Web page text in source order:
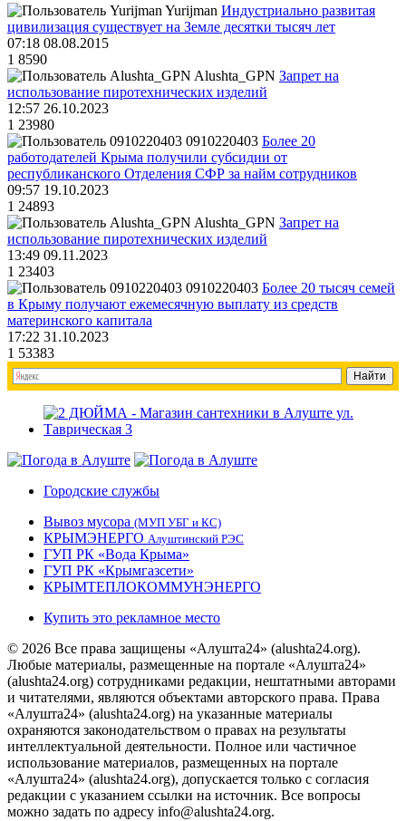
Yurijman Индустриально развитая
цивилизация существует на Земле десятки тысяч лет
07:18 08.08.2015
1 8590
Alushta_GPN Запрет на
использование пиротехнических изделий
12:57 26.10.2023
1 23980
0910220403 Более 20
работодателей Крыма получили субсидии от
республиканского Отделения СФР за найм сотрудников
09:57 19.10.2023
1 24893
Alushta_GPN Запрет на
использование пиротехнических изделий
13:49 09.11.2023
1 23403
0910220403 Более 20 тысяч семей
в Крыму получают ежемесячную выплату из средств
материнского капитала
17:22 31.10.2023
1 53383
Городские службы
Вывоз мусора (МУП УБГ и КС)
КРЫМЭНЕРГО Алуштинский РЭС
ГУП РК «Вода Крыма»
ГУП РК «Крымгазсети»
КРЫМТЕПЛОКОММУНЭНЕРГО
Купить это рекламное место
© 2026 Все права защищены «Алушта24» (alushta24.org).
Любые материалы, размещенные на портале «Алушта24»
(alushta24.org) сотрудниками редакции, нештатными авторами
и читателями, являются объектами авторского права. Права
«Алушта24» (alushta24.org) на указанные материалы
охраняются законодательством о правах на результаты
интеллектуальной деятельности. Полное или частичное
использование материалов, размещенных на портале
«Алушта24» (alushta24.org), допускается только с согласия
редакции с указанием ссылки на источник. Все вопросы
можно задать по адресу info@alushta24.org.